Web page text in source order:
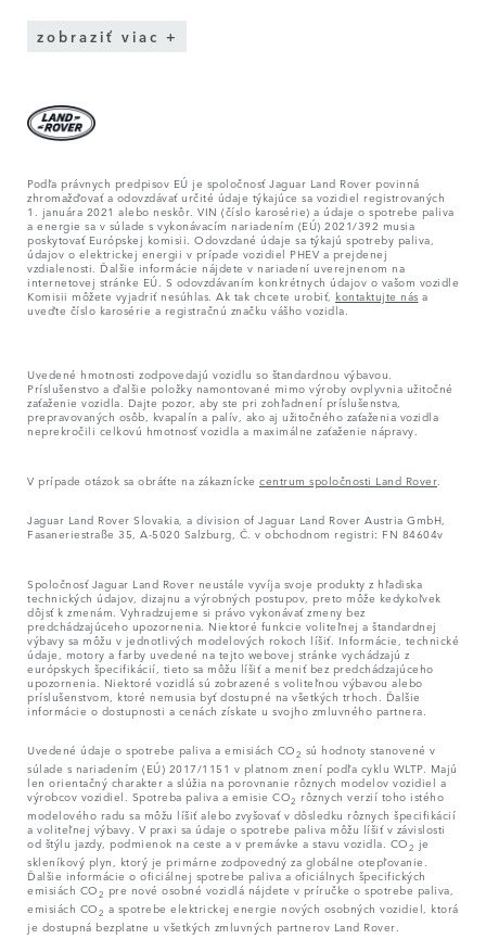
zobraziť viac
Podľa právnych predpisov EÚ je spoločnosť Jaguar Land Rover povinná
zhromažďovať a odovzdávať určité údaje týkajúce sa vozidiel registrovaných
1. januára 2021 alebo neskôr. VIN (číslo karosérie) a údaje o spotrebe paliva
a energie sa v súlade s vykonávacím nariadením (EÚ) 2021/392 musia
poskytovať Európskej komisii. Odovzdané údaje sa týkajú spotreby paliva,
údajov o elektrickej energii v prípade vozidiel PHEV a prejdenej
vzdialenosti. Ďalšie informácie nájdete v nariadení uverejnenom na
internetovej stránke EÚ. S odovzdávaním konkrétnych údajov o vašom vozidle
Komisii môžete vyjadriť nesúhlas. Ak tak chcete urobiť, kontaktujte nás a
uveďte číslo karosérie a registračnú značku vášho vozidla.
Uvedené hmotnosti zodpovedajú vozidlu so štandardnou výbavou.
Príslušenstvo a ďalšie položky namontované mimo výroby ovplyvnia užitočné
zaťaženie vozidla. Dajte pozor, aby ste pri zohľadnení príslušenstva,
prepravovaných osôb, kvapalín a palív, ako aj užitočného zaťaženia vozidla
neprekročili celkovú hmotnosť vozidla a maximálne zaťaženie nápravy.
V prípade otázok sa obráťte na zákaznícke centrum spoločnosti Land Rover
Jaguar Land Rover Slovakia, a division of Jaguar Land Rover Austria GmbH,
Fasaneriestraße 35, A-5020 Salzburg, Č. v obchodnom registri: FN 84604v
Spoločnosť Jaguar Land Rover neustále vyvíja svoje produkty z hľadiska
technických údajov, dizajnu a výrobných postupov, preto môže kedykoľvek
dôjsť k zmenám. Vyhradzujeme si právo vykonávať zmeny bez
predchádzajúceho upozornenia. Niektoré funkcie voliteľnej a štandardnej
výbavy sa môžu v jednotlivých modelových rokoch líšiť. Informácie, technické
údaje, motory a farby uvedené na tejto webovej stránke vychádzajú z
európskych špecifikácií, tieto sa môžu líšiť a meniť bez predchádzajúceho
upozornenia. Niektoré vozidlá sú zobrazené s voliteľnou výbavou alebo
príslušenstvom, ktoré nemusia byť dostupné na všetkých trhoch. Ďalšie
informácie o dostupnosti a cenách získate u svojho zmluvného partnera.
Uvedené údaje o spotrebe paliva a emisiách CO2 sú hodnoty stanovené v
súlade s nariadením (EÚ) 2017/1151 v platnom znení podľa cyklu WLTP. Majú
len orientačný charakter a slúžia na porovnanie rôznych modelov vozidiel a
výrobcov vozidiel. Spotreba paliva a emisie CO2 rôznych verzií toho istého
modelového radu sa môžu líšiť alebo zvyšovať v dôsledku rôznych špecifikácií
a voliteľnej výbavy. V praxi sa údaje o spotrebe paliva môžu líšiť v závislosti
od štýlu jazdy, podmienok na ceste a v premávke a stavu vozidla. CO2 je
skleníkový plyn, ktorý je primárne zodpovedný za globálne otepľovanie.
Ďalšie informácie o oficiálnej spotrebe paliva a oficiálnych špecifických
emisiách CO2 pre nové osobné vozidlá nájdete v príručke o spotrebe paliva,
emisiách CO2 a spotrebe elektrickej energie nových osobných vozidiel, ktorá
je dostupná bezplatne u všetkých zmluvných partnerov Land Rover.